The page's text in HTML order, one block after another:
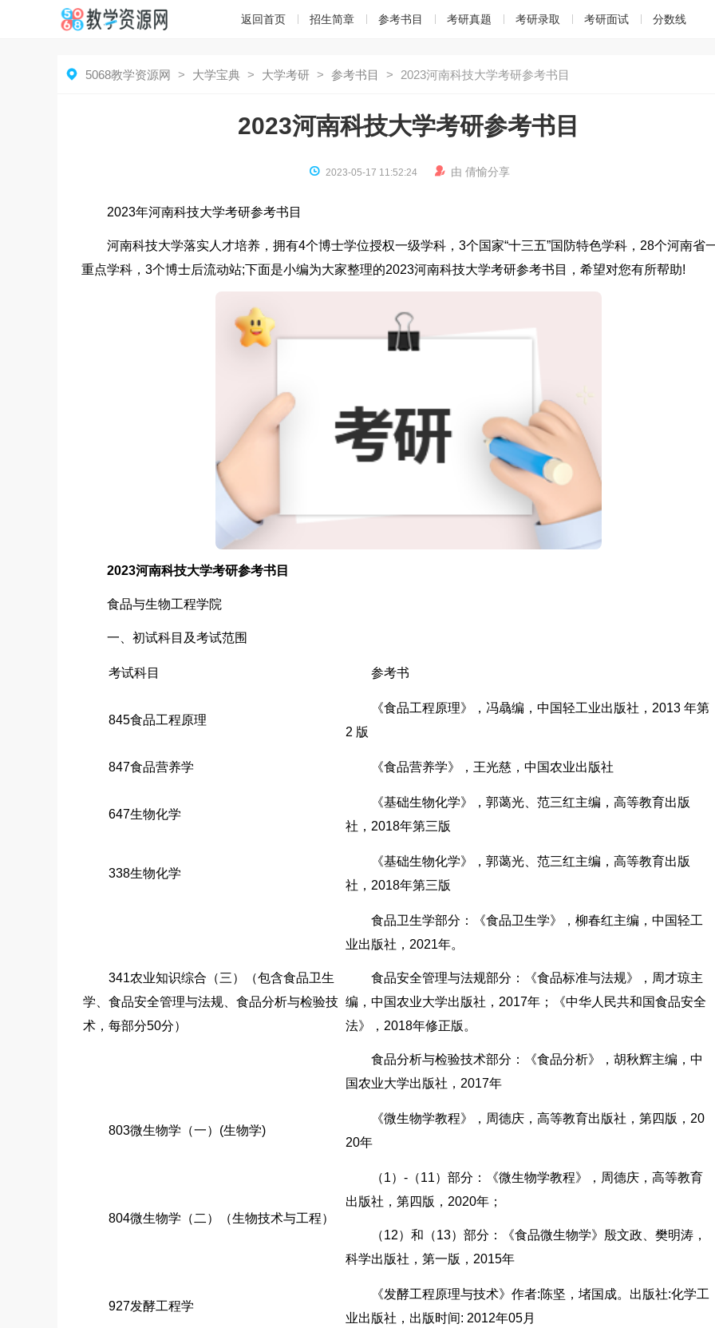
返回首页 招生简章 参考书目 考研真题 考研录取 考研面试 分数线
 5068教学资源网 > 大学宝典 > 大学考研 > 参考书目 > 2023河南科技大学考研参考书目
2023河南科技大学考研参考书目
 2023-05-17 11:52:24  由 倩愉分享
2023年河南科技大学考研参考书目
河南科技大学落实人才培养，拥有4个博士学位授权一级学科，3个国家“十三五”国防特色学科，28个河南省
重点学科，3个博士后流动站;下面是小编为大家整理的2023河南科技大学考研参考书目，希望对您有所帮助!
2023河南科技大学考研参考书目
食品与生物工程学院
一、初试科目及考试范围
考试科目 参考书
845食品工程原理
《食品工程原理》，冯骉编，中国轻工业出版社，2013 年第
2 版
847食品营养学 《食品营养学》，王光慈，中国农业出版社
647生物化学
《基础生物化学》，郭蔼光、范三红主编，高等教育出版
社，2018年第三版
338生物化学
《基础生物化学》，郭蔼光、范三红主编，高等教育出版
社，2018年第三版
341农业知识综合（三）（包含食品卫生
学、食品安全管理与法规、食品分析与检验技
术，每部分50分）
食品卫生学部分：《食品卫生学》，柳春红主编，中国轻工
业出版社，2021年。
食品安全管理与法规部分：《食品标准与法规》，周才琼主
编，中国农业大学出版社，2017年；《中华人民共和国食品安全
法》，2018年修正版。
食品分析与检验技术部分：《食品分析》，胡秋辉主编，中
国农业大学出版社，2017年
803微生物学（一）(生物学)
《微生物学教程》，周德庆，高等教育出版社，第四版，20
20年
804微生物学（二）（生物技术与工程）
（1）-（11）部分：《微生物学教程》，周德庆，高等教育
出版社，第四版，2020年；
（12）和（13）部分：《食品微生物学》殷文政、樊明涛，
科学出版社，第一版，2015年
927发酵工程学
《发酵工程原理与技术》作者:陈坚，堵国成。出版社:化学工
业出版社，出版时间: 2012年05月